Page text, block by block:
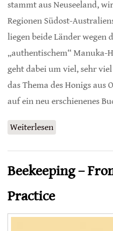
stammt aus Neuseeland,
Regionen Südost-
liegen beide Länder wegen
„authentischem“ Manuka-
geht dabei um viel, sehr
das Thema des Honigs aus
auf ein neu erschienenes
Weiterlesen
Beekeeping –
Practice